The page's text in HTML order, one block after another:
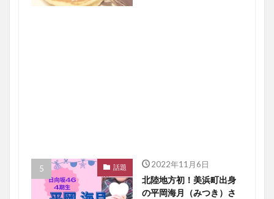
話題 2022年11月6日
北陸地方初！美浜町出身
の平岡海月（みつき）さ